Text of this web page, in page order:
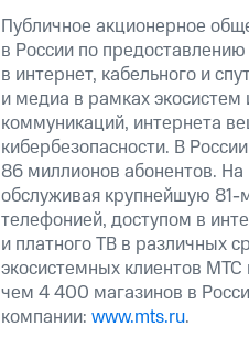
Публичное акционерное
в России по
в интернет, кабельного и
и медиа в рамках
коммуникаций, интернета
кибербезопасности. В
86 миллионов абонентов.
обслуживая крупнейшую
телефонией, доступом в
и платного ТВ в различных
экосистемных клиентов
чем 4 400 магазинов в
компании: www.mts.ru.